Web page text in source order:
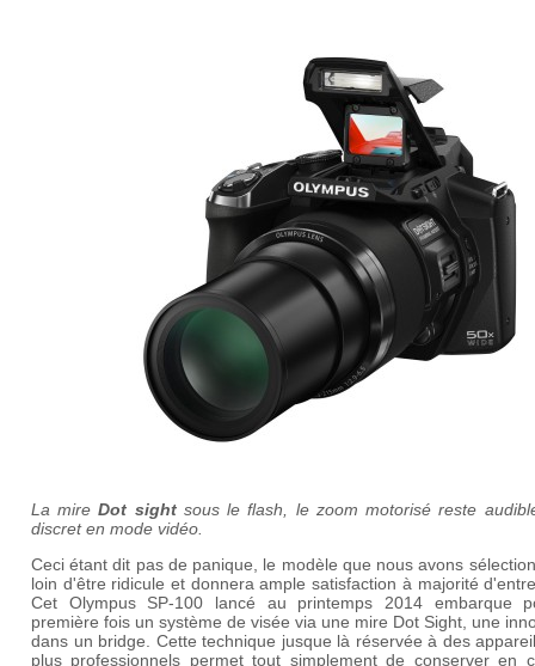
La mireDot sightsous le flash, le zoom motorisé reste
discret en mode vidéo.
Ceci étant dit pas de panique, le modèle que nous avons
loin d'être ridicule et donnera ample satisfaction à majorité
Cet Olympus SP-100 lancé au printemps 2014 embarque
première fois un système de visée via une mire Dot Sight, une
dans un bridge. Cette technique jusque là réservée à des
plus professionnels permet tout simplement de conserver en